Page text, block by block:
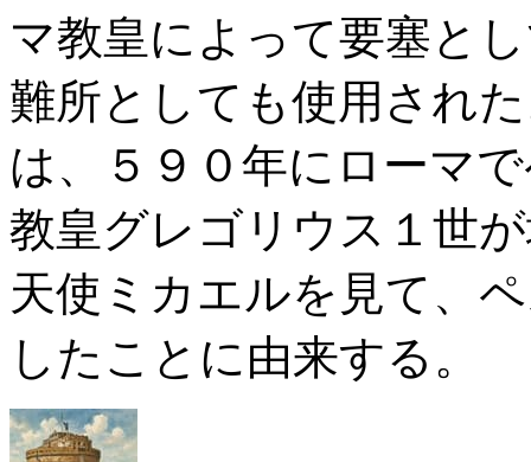
マ教皇によって要塞と
難所としても使用され
は、５９０年にローマ
教皇グレゴリウス１世
天使ミカエルを見て、
したことに由来する。